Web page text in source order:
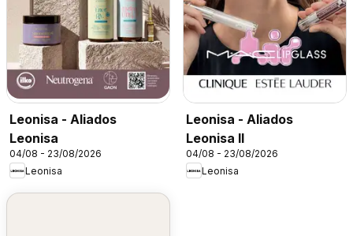
Leonisa - Aliados
Leonisa
04/08 - 23/08/2026
Leonisa
Leonisa - Aliados
Leonisa II
04/08 - 23/08/2026
Leonisa